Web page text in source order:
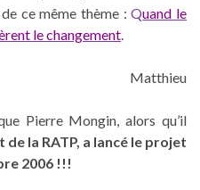
ce même thème :Quand le
le changement.
Matthieu
Pierre Mongin, alors qu’il
la RATP, a lancé le projet
2006 !!!